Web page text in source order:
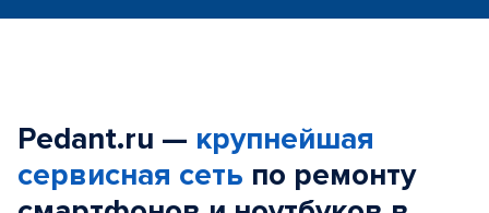
Pedant.ru — крупнейшая
сервисная сеть по ремонту